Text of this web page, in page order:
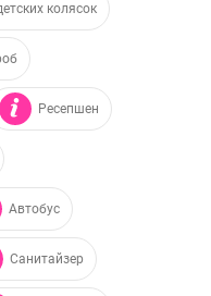
колясок
Ресепшен
Автобус
Санитайзер